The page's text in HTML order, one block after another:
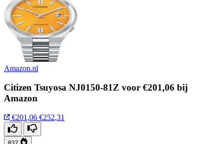
Amazon.nl
Citizen Tsuyosa NJ0150-81Z voor €201,06 bij
Amazon
€201,06 €252,31